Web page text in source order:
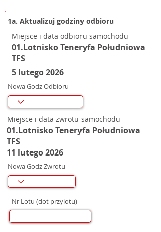
1a. Aktualizuj godziny odbioru
Miejsce i data odbioru samochodu
01.Lotnisko Teneryfa Południowa
TFS
5 lutego 2026
Nowa Godz Odbioru
Miejsce i data zwrotu samochodu
01.Lotnisko Teneryfa Południowa
TFS
11 lutego 2026
Nowa Godz Zwrotu
Nr Lotu (dot przylotu)